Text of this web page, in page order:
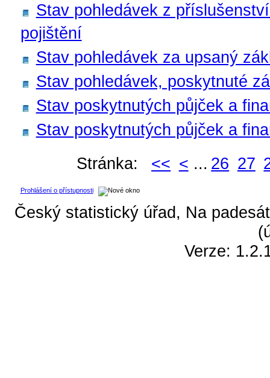
Stav pohledávek z
pojištění
Stav pohledávek za upsaný
Stav pohledávek, poskytnuté
Stav poskytnutých půjček a
Stav poskytnutých půjček a
Stránka:
<< < ... 26 27
Prohlášení o přístupnosti
Český statistický úřad, Na
Verze: